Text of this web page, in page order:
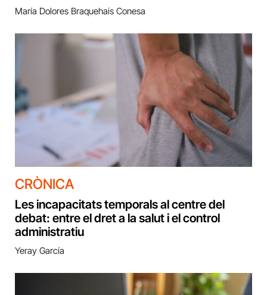
María Dolores Braquehais Conesa
CRÒNICA
Les incapacitats temporals al centre del
debat: entre el dret a la salut i el control
administratiu
Yeray García